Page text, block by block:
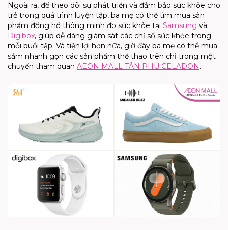
Ngoài ra, để theo dõi sự phát triển và đảm bảo sức khỏe cho
trẻ trong quá trình luyện tập, ba mẹ có thể tìm mua sản
phẩm đồng hồ thông minh đo sức khỏe tại Samsung và
Digibox, giúp dễ dàng giám sát các chỉ số sức khỏe trong
mỗi buổi tập. Và tiện lợi hơn nữa, giờ đây ba mẹ có thể mua
sắm nhanh gọn các sản phẩm thể thao trên chỉ trong một
chuyến tham quan AEON MALL TÂN PHÚ CELADON.